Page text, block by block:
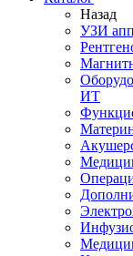
Назад
УЗИ
ИТ